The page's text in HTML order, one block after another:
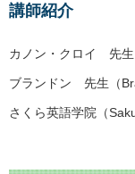
講師紹介
カノン・クロイ 先生
ブランドン 先生（
さくら英語学院（